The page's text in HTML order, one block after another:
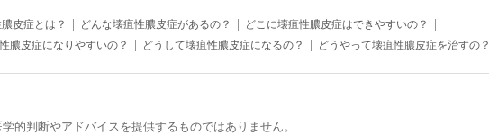
皮症とは？ どんな壊疽性膿皮症があるの？
どこに壊疽性膿皮症はできやすいの？
膿皮症になりやすいの？
どうして壊疽性膿皮症になるの？ どうやって壊疽性膿皮症を治すの？
的判断やアドバイスを提供するものではありません。